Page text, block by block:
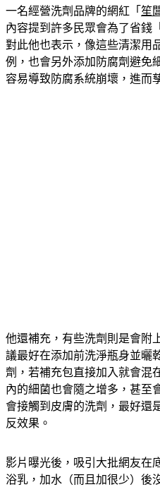
一名經營洗劑品牌的網紅「 笙
內容提到許多民眾會為了省錢
對此他也表示，像這些清潔用
例，也會另外添加防腐劑避免
容易導致防腐系統崩壞，進而
他還補充，有些洗劑則是會附
議最好在添加前洗淨瓶身並曬
劑，若補充包直接加入就會混
內的細菌也會隨之增多，甚至
會接觸到皮膚的洗劑，最好還
反效果。
影片曝光後，吸引大批網友在
浴乳，加水（而且加很少）後